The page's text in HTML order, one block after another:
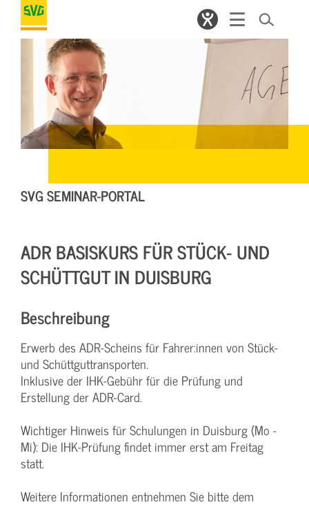
SVG SEMINAR-PORTAL
ADR BASISKURS FÜR STÜCK- UND
SCHÜTTGUT IN DUISBURG
Beschreibung
Erwerb des ADR-Scheins für Fahrer:innen von Stück-
und Schüttguttransporten.
Inklusive der IHK-Gebühr für die Prüfung und
Erstellung der ADR-Card.
Wichtiger Hinweis für Schulungen in Duisburg (Mo -
Mi): Die IHK-Prüfung findet immer erst am Freitag
statt.
Weitere Informationen entnehmen Sie bitte dem